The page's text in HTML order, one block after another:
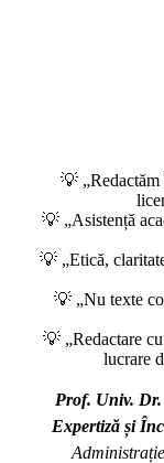
💡
💡 „Asistență
💡 „Etică,
💡 „Nu texte
💡 „Redactare
lucrare
Prof. Univ.
Expertiză și